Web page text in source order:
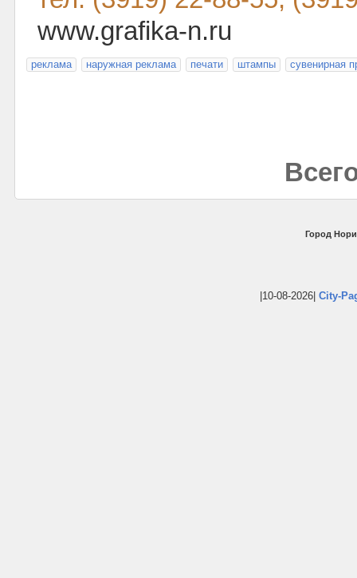
www.grafika-n.ru
реклама наружная реклама печати штампы сувенирная
Город
|10-08-2026| City-